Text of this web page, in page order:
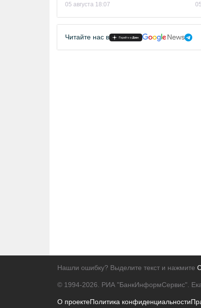
05 августа 18:07
Читайте нас в
Нашли ошибку? Выделите текст и нажмите
© 1994-2026. РИА "БанкИнформСервис".
О проектеПолитика конфиденциальности